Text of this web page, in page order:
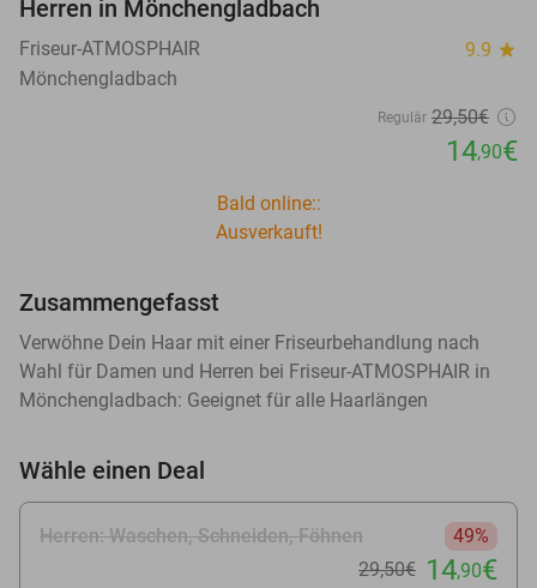
Herren in Mönchengladbach
Friseur-ATMOSPHAIR 9.9 star
Mönchengladbach
Regulär 29,50€
14,90€
Bald online::
Ausverkauft!
Zusammengefasst
Verwöhne Dein Haar mit einer Friseurbehandlung nach
Wahl für Damen und Herren bei Friseur-ATMOSPHAIR in
Mönchengladbach: Geeignet für alle Haarlängen
Wähle einen Deal
Herren: Waschen, Schneiden, Föhnen
49%
29,50€ 14,90€